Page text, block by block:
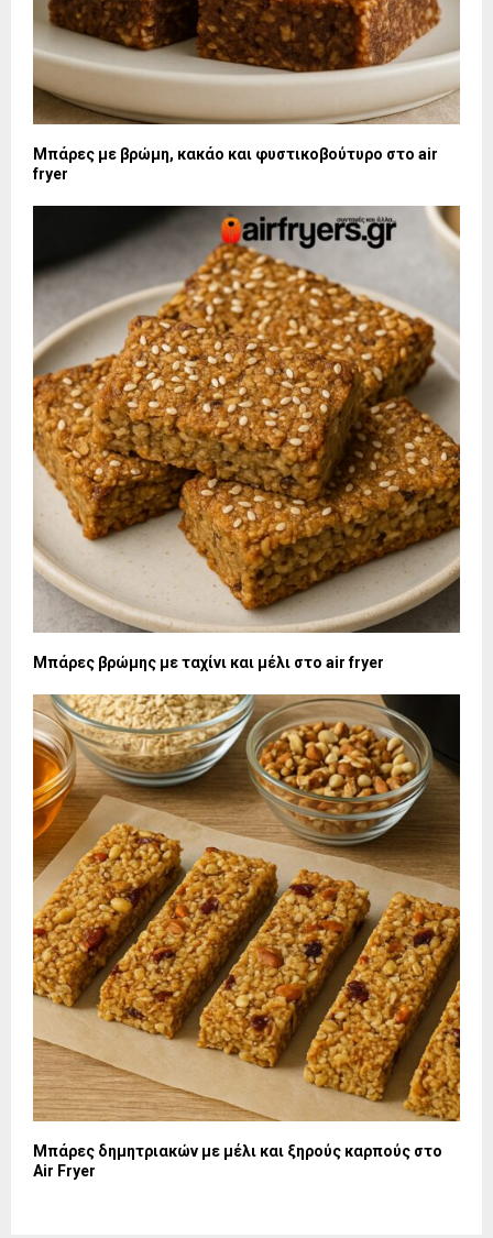
Μπάρες με βρώμη, κακάο και φυστικοβούτυρο στο air
fryer
Μπάρες βρώμης με ταχίνι και μέλι στο air fryer
Μπάρες δημητριακών με μέλι και ξηρούς καρπούς στο
Air Fryer